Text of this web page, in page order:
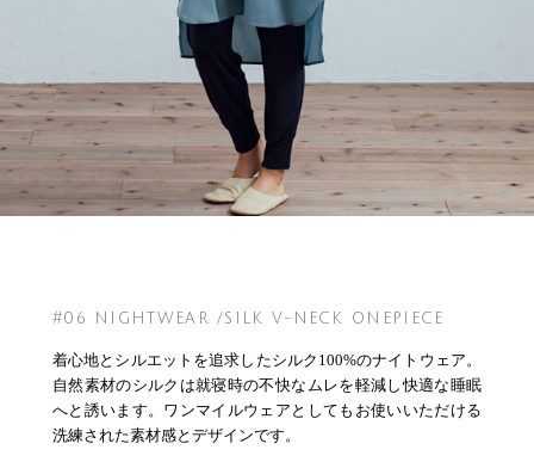
#06 NIGHTWEAR /SILK V-NECK ONEPIECE
着心地とシルエットを追求したシルク100%のナイトウェア。
自然素材のシルクは就寝時の不快なムレを軽減し快適な睡眠
へと誘います。ワンマイルウェアとしてもお使いいただける
洗練された素材感とデザインです。